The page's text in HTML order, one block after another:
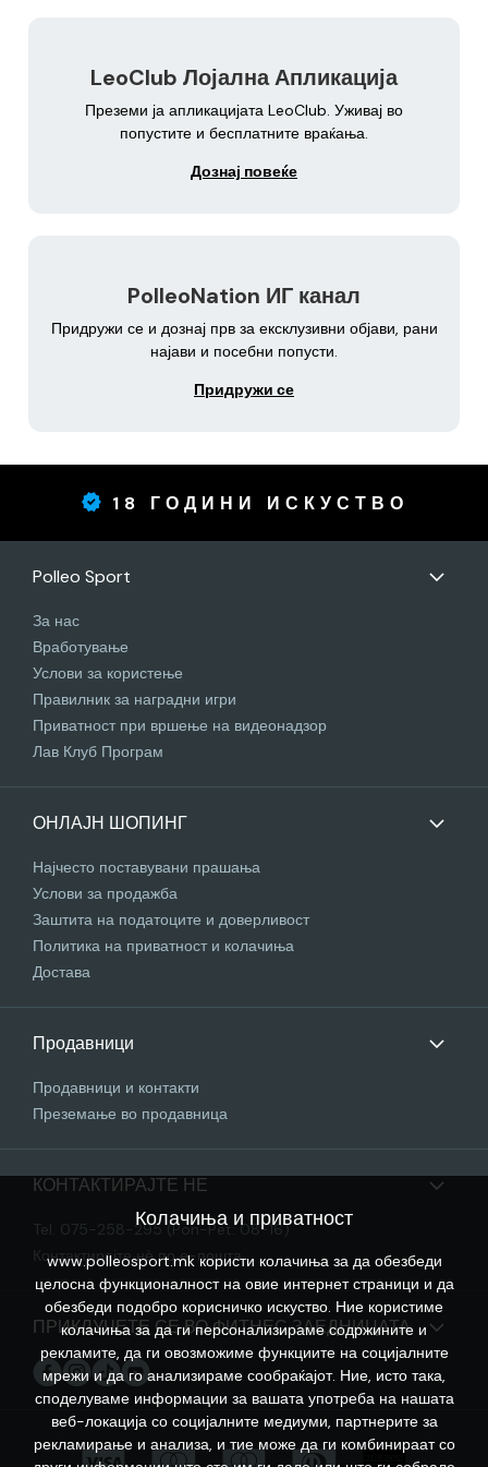
LeoClub Лојална Апликација
Преземи ја апликацијата LeoClub. Уживај во
попустите и бесплатните враќања.
Дознај повеќе
PolleoNation ИГ канал
Придружи се и дознај прв за ексклузивни објави, рани
најави и посебни попусти.
Придружи се
18 ГОДИНИ ИСКУСТВО
Polleo Sport
За нас
Вработување
Услови за користење
Правилник за наградни игри
Приватност при вршење на видеонадзор
Лав Клуб Програм
ОНЛАЈН ШОПИНГ
Најчесто поставувани прашања
Услови за продажба
Заштита на податоците и доверливост
Политика на приватност и колачиња
Достава
Продавници
Продавници и контакти
Преземање во продавница
КОНТАКТИРАЈТЕ НЕ
Tel. 075-258-295 (Pon-Pet: 08-16)
Контактирајте нѐ по е-пошта
ПРИКЛУЧЕТЕ СЕ ВО ФИТНЕС ЗАЕДНИЦАТА
Колачиња и приватност
www.polleosport.mk користи колачиња за да обезбеди
целосна функционалност на овие интернет страници и да
обезбеди подобро корисничко искуство. Ние користиме
колачиња за да ги персонализираме содржините и
рекламите, да ги овозможиме функциите на социјалните
мрежи и да го анализираме сообраќајот. Ние, исто така,
споделуваме информации за вашата употреба на нашата
веб-локација со социјалните медиуми, партнерите за
рекламирање и анализа, и тие може да ги комбинираат со